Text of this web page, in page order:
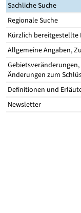
Sachliche Suche
Regionale Suche
Kürzlich bereitgestellte
Allgemeine Angaben,
Gebietsveränderungen,
Änderungen zum
Definitionen und
Newsletter